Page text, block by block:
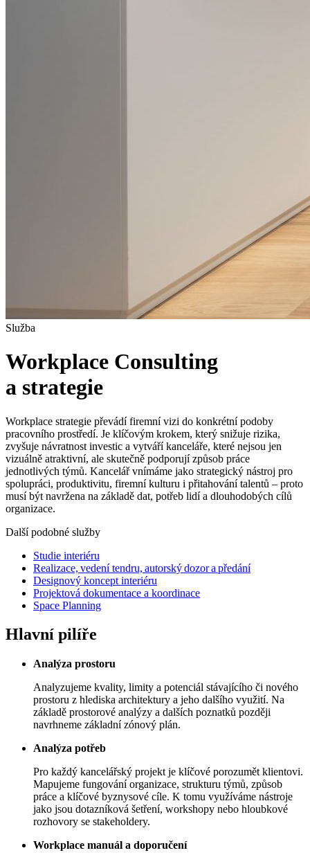
Služba
Workplace Consulting
a strategie
Workplace strategie převádí firemní vizi do konkrétní podoby
pracovního prostředí. Je klíčovým krokem, který snižuje rizika,
zvyšuje návratnost investic a vytváří kanceláře, které nejsou jen
vizuálně atraktivní, ale skutečně podporují způsob práce
jednotlivých týmů. Kancelář vnímáme jako strategický nástroj pro
spolupráci, produktivitu, firemní kulturu i přitahování talentů – proto
musí být navržena na základě dat, potřeb lidí a dlouhodobých cílů
organizace.
Další podobné služby
Studie interiéru
Realizace, vedení tendru, autorský dozor a předání
Designový koncept interiéru
Projektová dokumentace a koordinace
Space Planning
Hlavní pilíře
Analýza prostoru
Analyzujeme kvality, limity a potenciál stávajícího či nového
prostoru z hlediska architektury a jeho dalšího využití. Na
základě prostorové analýzy a dalších poznatků později
navrhneme základní zónový plán.
Analýza potřeb
Pro každý kancelářský projekt je klíčové porozumět klientovi.
Mapujeme fungování organizace, strukturu týmů, způsob
práce a klíčové byznysové cíle. K tomu využíváme nástroje
jako jsou dotazníková šetření, workshopy nebo hloubkové
rozhovory se stakeholdery.
Workplace manuál a doporučení